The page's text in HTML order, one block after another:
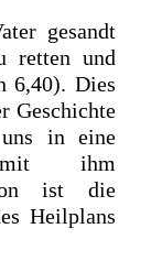
gesandt
retten und
6,40). Dies
Geschichte
in eine
mit ihm
ist die
Heilplans